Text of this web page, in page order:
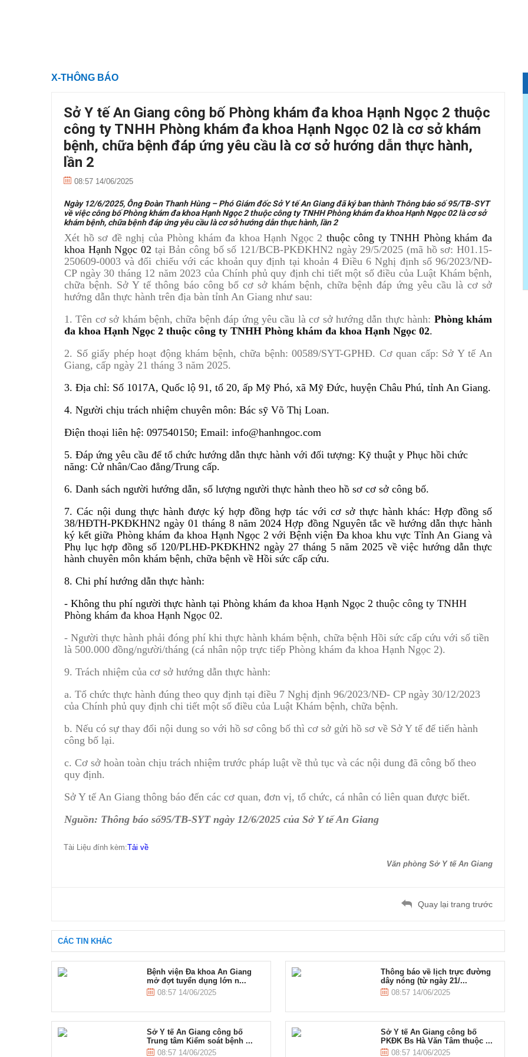
X-THÔNG BÁO
Sở Y tế An Giang công bố Phòng khám đa khoa Hạnh Ngọc 2 thuộc
công ty TNHH Phòng khám đa khoa Hạnh Ngọc 02 là cơ sở khám
bệnh, chữa bệnh đáp ứng yêu cầu là cơ sở hướng dẫn thực hành,
lần 2
08:57 14/06/2025
Ngày 12/6/2025, Ông Đoàn Thanh Hùng – Phó Giám đốc Sở Y tế An Giang đã ký ban thành Thông báo số 95/TB-SYT
về việc công bố Phòng khám đa khoa Hạnh Ngọc 2 thuộc công ty TNHH Phòng khám đa khoa Hạnh Ngọc 02 là cơ sở
khám bệnh, chữa bệnh đáp ứng yêu cầu là cơ sở hướng dẫn thực hành, lần 2
Xét hồ sơ đề nghị của Phòng khám đa khoa Hạnh Ngọc 2 thuộc công ty TNHH Phòng khám đa
khoa Hạnh Ngọc 02 tại Bản công bố số 121/BCB-PKĐKHN2 ngày 29/5/2025 (mã hồ sơ: H01.15-
250609-0003 và đối chiếu với các khoản quy định tại khoản 4 Điều 6 Nghị định số 96/2023/NĐ-
CP ngày 30 tháng 12 năm 2023 của Chính phủ quy định chi tiết một số điều của Luật Khám bệnh,
chữa bệnh. Sở Y tế thông báo công bố cơ sở khám bệnh, chữa bệnh đáp ứng yêu cầu là cơ sở
hướng dẫn thực hành trên địa bàn tỉnh An Giang như sau:
1. Tên cơ sở khám bệnh, chữa bệnh đáp ứng yêu cầu là cơ sở hướng dẫn thực hành: Phòng khám
đa khoa Hạnh Ngọc 2 thuộc công ty TNHH Phòng khám đa khoa Hạnh Ngọc 02.
2. Số giấy phép hoạt động khám bệnh, chữa bệnh: 00589/SYT-GPHĐ. Cơ quan cấp: Sở Y tế An
Giang, cấp ngày 21 tháng 3 năm 2025.
3. Địa chỉ: Số 1017A, Quốc lộ 91, tổ 20, ấp Mỹ Phó, xã Mỹ Đức, huyện Châu Phú, tỉnh An Giang.
4. Người chịu trách nhiệm chuyên môn: Bác sỹ Võ Thị Loan.
Điện thoại liên hệ: 097540150; Email: info@hanhngoc.com
5. Đáp ứng yêu cầu để tổ chức hướng dẫn thực hành với đối tượng: Kỹ thuật y Phục hồi chức
năng: Cử nhân/Cao đẳng/Trung cấp.
6. Danh sách người hướng dẫn, số lượng người thực hành theo hồ sơ cơ sở công bố.
7. Các nội dung thực hành được ký hợp đồng hợp tác với cơ sở thực hành khác: Hợp đồng số
38/HĐTH-PKĐKHN2 ngày 01 tháng 8 năm 2024 Hợp đồng Nguyên tắc về hướng dẫn thực hành
ký kết giữa Phòng khám đa khoa Hạnh Ngọc 2 với Bệnh viện Đa khoa khu vực Tỉnh An Giang và
Phụ lục hợp đồng số 120/PLHĐ-PKĐKHN2 ngày 27 tháng 5 năm 2025 về việc hướng dẫn thực
hành chuyên môn khám bệnh, chữa bệnh về Hồi sức cấp cứu.
8. Chi phí hướng dẫn thực hành:
- Không thu phí người thực hành tại Phòng khám đa khoa Hạnh Ngọc 2 thuộc công ty TNHH
Phòng khám đa khoa Hạnh Ngọc 02.
- Người thực hành phải đóng phí khi thực hành khám bệnh, chữa bệnh Hồi sức cấp cứu với số tiền
là 500.000 đồng/người/tháng (cá nhân nộp trực tiếp Phòng khám đa khoa Hạnh Ngọc 2).
9. Trách nhiệm của cơ sở hướng dẫn thực hành:
a. Tổ chức thực hành đúng theo quy định tại điều 7 Nghị định 96/2023/NĐ- CP ngày 30/12/2023
của Chính phủ quy định chi tiết một số điều của Luật Khám bệnh, chữa bệnh.
b. Nếu có sự thay đổi nội dung so với hồ sơ công bố thì cơ sở gửi hồ sơ về Sở Y tế để tiến hành
công bố lại.
c. Cơ sở hoàn toàn chịu trách nhiệm trước pháp luật về thủ tục và các nội dung đã công bố theo
quy định.
Sở Y tế An Giang thông báo đến các cơ quan, đơn vị, tổ chức, cá nhân có liên quan được biết.
Nguồn: Thông báo số95/TB-SYT ngày 12/6/2025 của Sở Y tế An Giang
Tài Liệu đính kèm:Tải về
Văn phòng Sở Y tế An Giang
Quay lại trang trước
CÁC TIN KHÁC
Thông báo về lịch trực đường
dây nóng (từ ngày 21/...
08:57 14/06/2025
Bệnh viện Đa khoa An Giang
mở đợt tuyển dụng lớn n...
08:57 14/06/2025
Sở Y tế An Giang công bố
PKĐK Bs Hà Văn Tâm thuộc ...
08:57 14/06/2025
Sở Y tế An Giang công bố
Trung tâm Kiểm soát bệnh ...
08:57 14/06/2025